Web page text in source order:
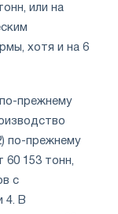
или на
хотя и на 6
прежнему
по-прежнему
60 153 тонн,
с
4. B